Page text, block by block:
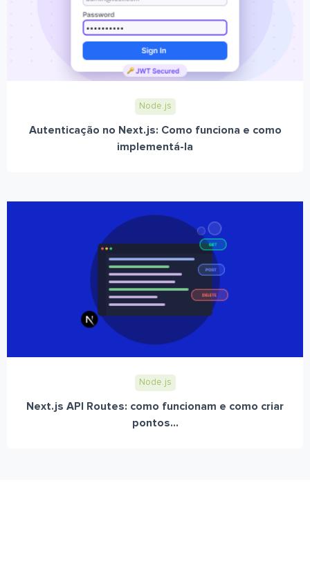
Node.js
Autenticação no Next.js: Como funciona e como
implementá-la
Node.js
Next.js API Routes: como funcionam e como criar
pontos...